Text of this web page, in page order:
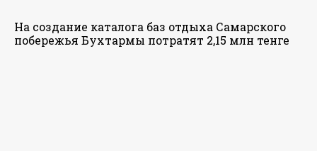
На создание каталога баз отдыха Самарского
побережья Бухтармы потратят 2,15 млн тенге